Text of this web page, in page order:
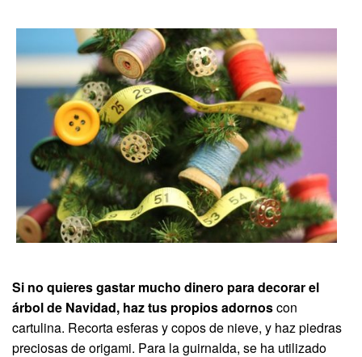
Si no quieres gastar mucho dinero para decorar el
árbol de Navidad, haz tus propios adornoscon
cartulina. Recorta esferas y copos de nieve, y haz piedras
preciosas de origami. Para la guirnalda, se ha utilizado